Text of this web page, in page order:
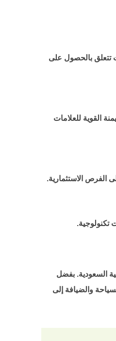
تتعلق بالحصول على
القوية للعلامات
الفرص الاستثمارية.
السعودية. بفضل
والضيافة إلى